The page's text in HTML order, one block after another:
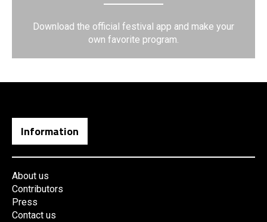
Download the official festival app and make your
own favorite program.
Information
About us
Contributors
Press
Contact us